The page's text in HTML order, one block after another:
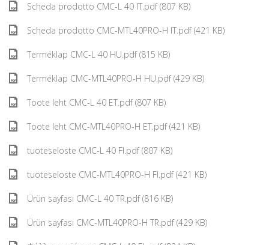
Scheda prodotto CMC-L 40 IT.pdf (807 KB)
Scheda prodotto CMC-MTL40PRO-H IT.pdf (421 KB)
Terméklap CMC-L 40 HU.pdf (815 KB)
Terméklap CMC-MTL40PRO-H HU.pdf (429 KB)
Toote leht CMC-L 40 ET.pdf (807 KB)
Toote leht CMC-MTL40PRO-H ET.pdf (421 KB)
tuoteseloste CMC-L 40 FI.pdf (807 KB)
tuoteseloste CMC-MTL40PRO-H FI.pdf (421 KB)
Ürün sayfası CMC-L 40 TR.pdf (816 KB)
Ürün sayfası CMC-MTL40PRO-H TR.pdf (429 KB)